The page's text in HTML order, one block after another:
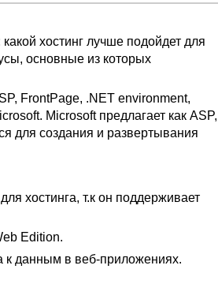
хостинг лучше подойдет для
основные из которых
FrontPage, .NET environment,
Microsoft предлагает как ASP,
для создания и развертывания
хостинга, т.к он поддерживает
Edition.
к данным в веб-приложениях.